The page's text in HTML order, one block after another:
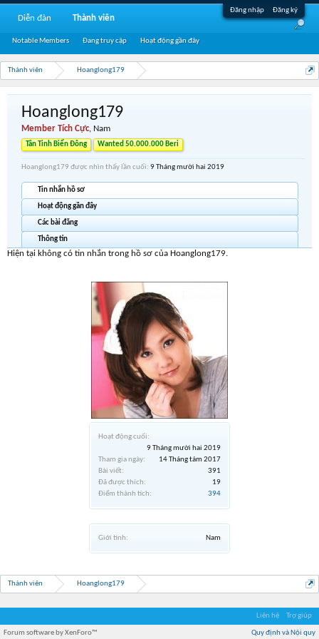
Đăng nhập Đăng ký
Thành viên Hoanglong179
Hoạt động cuối:
9 Tháng mười hai 2019
Tham gia ngày:
14 Tháng tám 2017
Bài viết:
391
Đã được thích:
19
Điểm thành tích:
394
Giới tính: Nam
Hoanglong179
Member Tích Cực, Nam
Tân Tinh Biển Đông Wanted 50.000.000 Beri
Hoanglong179 được nhìn thấy lần cuối: 9 Tháng mười hai 2019
Tin nhắn hồ sơ
Hoạt động gần đây
Các bài đăng
Thông tin
Hiện tại không có tin nhắn trong hồ sơ của Hoanglong179.
Thành viên Hoanglong179
Diễn đàn Thành viên
Notable Members Đang truy cập Hoạt động gần đây
Liên hệ Trợ giúp
Quy định và Nội quy
Forum software by XenForo™